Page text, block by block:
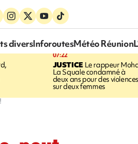
diversInforoutesMétéo Réunion
07:22
JUSTICELe rappeur
La Squale condamné à
deux ans pour des violences
sur deux femmes